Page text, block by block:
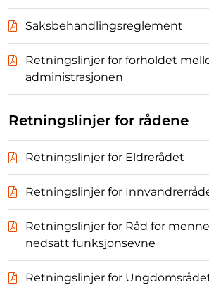
Saksbehandlingsreglement
Retningslinjer for forholdet
administrasjonen
Retningslinjer for rådene
Retningslinjer for Eldrerådet
Retningslinjer for
Retningslinjer for Råd for
nedsatt funksjonsevne
Retningslinjer for